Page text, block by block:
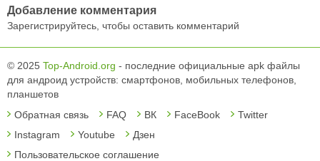
Добавление комментария
Зарегистрируйтесь, чтобы оставить комментарий
© 2025 Top-Android.org - последние официальные apk файлы
для андроид устройств: смартфонов, мобильных телефонов,
планшетов
Обратная связь
FAQ ВК FaceBook
Twitter
Instagram
Youtube
Дзен
Пользовательское соглашение